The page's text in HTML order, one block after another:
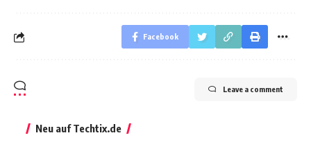
Facebook
Leave a comment
Neu auf Techtix.de